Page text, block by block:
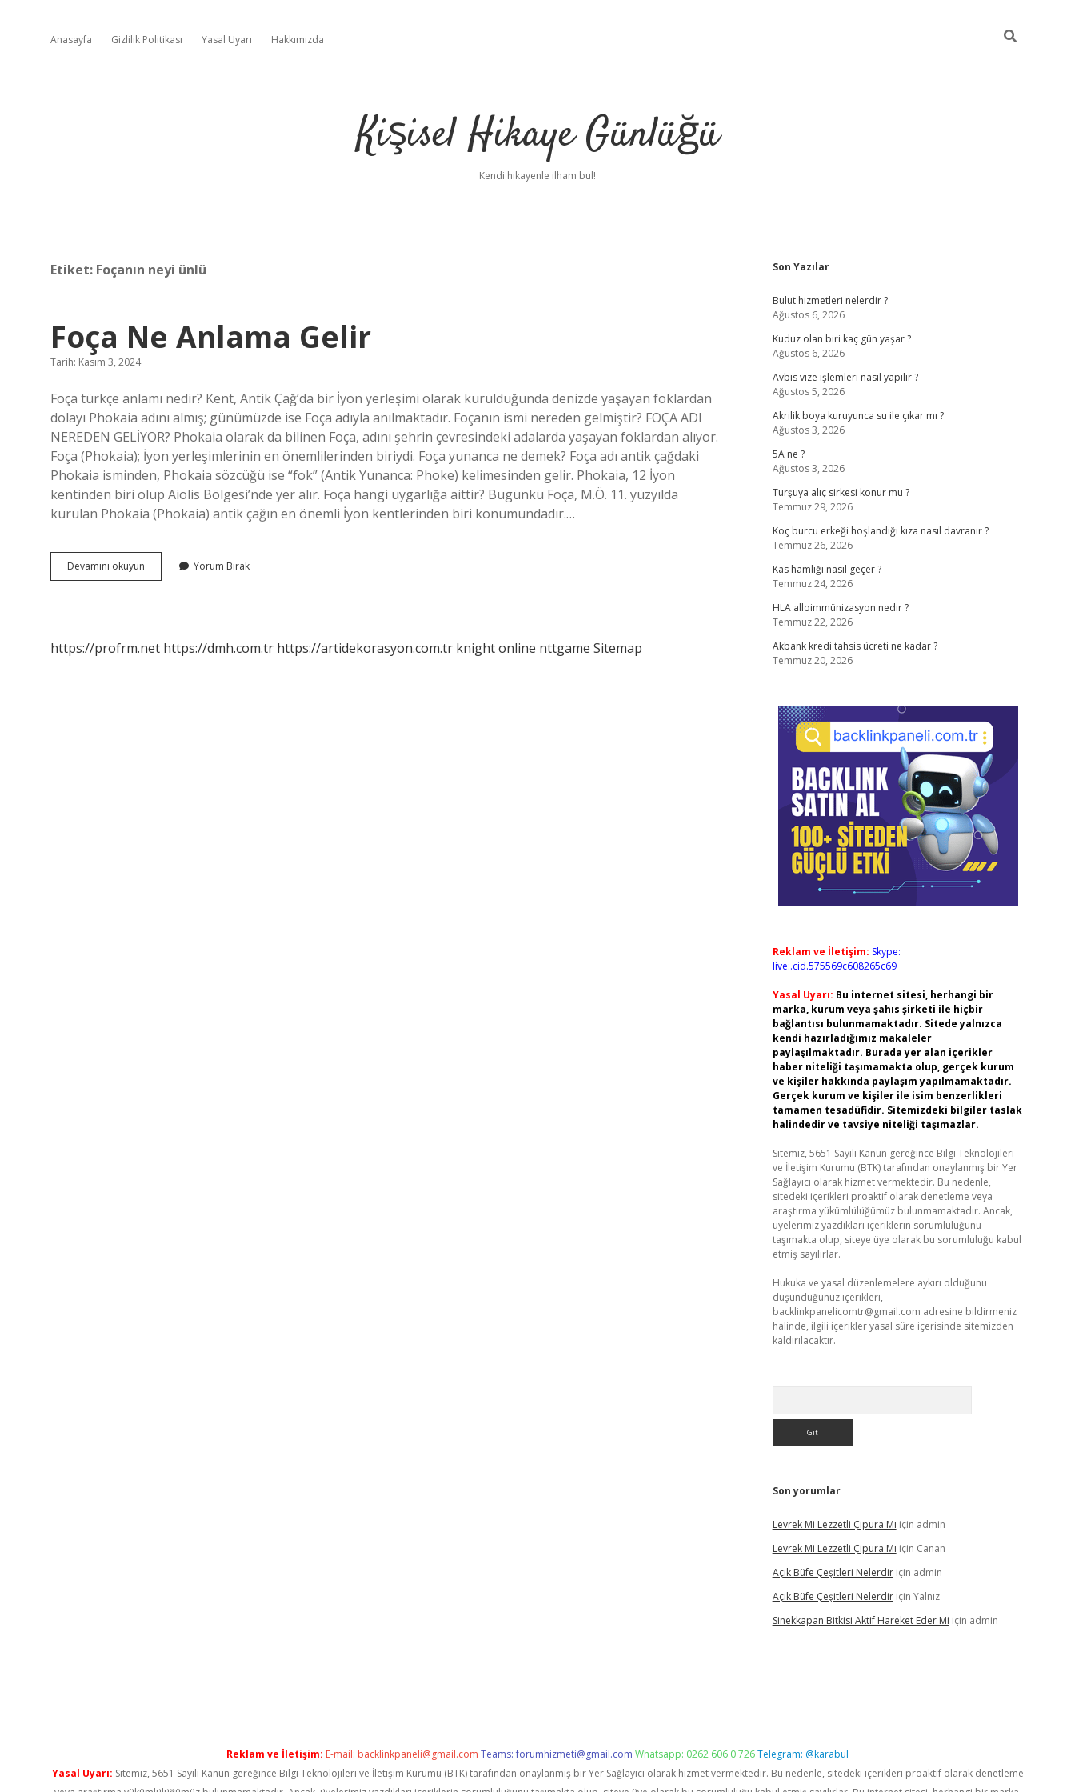
Anasayfa Gizlilik Politikası Yasal Uyarı Hakkımızda
Kişisel Hikaye Günlüğü
Kendi hikayenle ilham bul!
Etiket: Foçanın neyi ünlü
Foça Ne Anlama Gelir
Tarih: Kasım 3, 2024
Foça türkçe anlamı nedir? Kent, Antik Çağ’da bir İyon yerleşimi olarak kurulduğunda denizde yaşayan foklardan
dolayı Phokaia adını almış; günümüzde ise Foça adıyla anılmaktadır. Foçanın ismi nereden gelmiştir? FOÇA ADI
NEREDEN GELİYOR? Phokaia olarak da bilinen Foça, adını şehrin çevresindeki adalarda yaşayan foklardan alıyor.
Foça (Phokaia); İyon yerleşimlerinin en önemlilerinden biriydi. Foça yunanca ne demek? Foça adı antik çağdaki
Phokaia isminden, Phokaia sözcüğü ise “fok” (Antik Yunanca: Phoke) kelimesinden gelir. Phokaia, 12 İyon
kentinden biri olup Aiolis Bölgesi’nde yer alır. Foça hangi uygarlığa aittir? Bugünkü Foça, M.Ö. 11. yüzyılda
kurulan Phokaia (Phokaia) antik çağın en önemli İyon kentlerinden biri konumundadır.…
Devamını okuyun
Ne
Yorum Bırak
https://profrm.net https://dmh.com.tr https://artidekorasyon.com.tr knight online nttgame Sitemap
Sidebar
Son Yazılar
Bulut hizmetleri nelerdir ?
Ağustos 6, 2026
Kuduz olan biri kaç gün yaşar ?
Ağustos 6, 2026
Avbis vize işlemleri nasıl yapılır ?
Ağustos 5, 2026
Akrilik boya kuruyunca su ile çıkar mı ?
Ağustos 3, 2026
5A ne ?
Ağustos 3, 2026
Turşuya alıç sirkesi konur mu ?
Temmuz 29, 2026
Koç burcu erkeği hoşlandığı kıza nasıl davranır ?
Temmuz 26, 2026
Kas hamlığı nasıl geçer ?
Temmuz 24, 2026
HLA alloimmünizasyon nedir ?
Temmuz 22, 2026
Akbank kredi tahsis ücreti ne kadar ?
Temmuz 20, 2026
Reklam ve İletişim: Skype:
live:.cid.575569c608265c69
Yasal Uyarı: Bu internet sitesi, herhangi bir
marka, kurum veya şahıs şirketi ile hiçbir
bağlantısı bulunmamaktadır. Sitede yalnızca
kendi hazırladığımız makaleler
paylaşılmaktadır. Burada yer alan içerikler
haber niteliği taşımamakta olup, gerçek kurum
ve kişiler hakkında paylaşım yapılmamaktadır.
Gerçek kurum ve kişiler ile isim benzerlikleri
tamamen tesadüfidir. Sitemizdeki bilgiler taslak
halindedir ve tavsiye niteliği taşımazlar.
Sitemiz, 5651 Sayılı Kanun gereğince Bilgi Teknolojileri
ve İletişim Kurumu (BTK) tarafından onaylanmış bir Yer
Sağlayıcı olarak hizmet vermektedir. Bu nedenle,
sitedeki içerikleri proaktif olarak denetleme veya
araştırma yükümlülüğümüz bulunmamaktadır. Ancak,
üyelerimiz yazdıkları içeriklerin sorumluluğunu
taşımakta olup, siteye üye olarak bu sorumluluğu kabul
etmiş sayılırlar.
Hukuka ve yasal düzenlemelere aykırı olduğunu
düşündüğünüz içerikleri,
backlinkpanelicomtr@gmail.com adresine bildirmeniz
halinde, ilgili içerikler yasal süre içerisinde sitemizden
kaldırılacaktır.
Son yorumlar
Levrek Mi Lezzetli Çipura Mı için admin
Levrek Mi Lezzetli Çipura Mı için Canan
Açık Büfe Çeşitleri Nelerdiriçin admin
Açık Büfe Çeşitleri Nelerdiriçin Yalnız
Sinekkapan Bitkisi Aktif Hareket Eder Mi için admin
Reklam ve İletişim: E-mail: backlinkpaneli@gmail.com Teams:forumhizmeti@gmail.com Whatsapp: 0262 606 0 726Telegram: @karabul
Yasal Uyarı: Sitemiz, 5651 Sayılı Kanun gereğince Bilgi Teknolojileri ve İletişim Kurumu (BTK) tarafından onaylanmış bir Yer Sağlayıcı olarak hizmet vermektedir. Bu nedenle, sitedeki içerikleri proaktif olarak denetleme